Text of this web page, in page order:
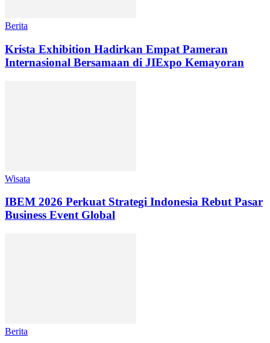
Berita
Krista Exhibition Hadirkan Empat Pameran
Internasional Bersamaan di JIExpo Kemayoran
Wisata
IBEM 2026 Perkuat Strategi Indonesia Rebut Pasar
Business Event Global
Berita